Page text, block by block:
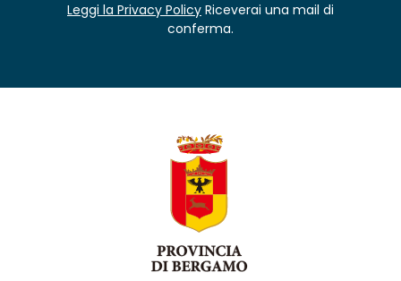
Leggi la Privacy Policy Riceverai una mail di
conferma.